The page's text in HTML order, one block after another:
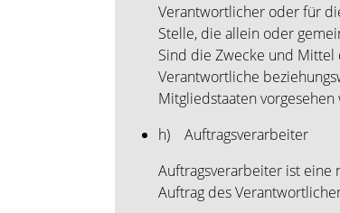
Verantwortlicher oder für
Stelle, die allein oder
Sind die Zwecke und
Verantwortliche
Mitgliedstaaten vorgesehen
h) Auftragsverarbeiter
Auftragsverarbeiter ist eine
Auftrag des